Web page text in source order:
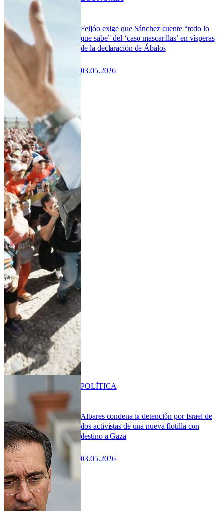
Feijóo exige que Sánchez cuente “todo lo
que sabe” del ‘caso mascarillas’ en vísperas
de la declaración de Ábalos
03.05.2026
Albares condena la detención por Israel de
dos activistas de una nueva flotilla con
destino a Gaza
03.05.2026
POLÍTICA